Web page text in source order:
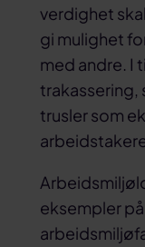
verdighet
gi mulighet
med andre. I
trakassering,
trusler som
eksempler